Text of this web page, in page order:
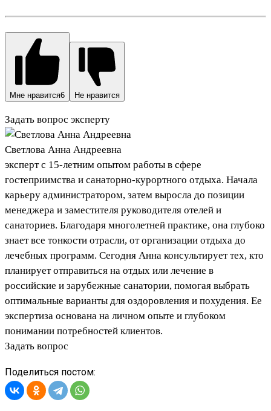
Мне нравится6 Не нравится
Задать вопрос эксперту
Светлова Анна Андреевна
эксперт с 15-летним опытом работы в сфере
гостеприимства и санаторно-курортного отдыха. Начала
карьеру администратором, затем выросла до позиции
менеджера и заместителя руководителя отелей и
санаториев. Благодаря многолетней практике, она глубоко
знает все тонкости отрасли, от организации отдыха до
лечебных программ. Сегодня Анна консультирует тех, кто
планирует отправиться на отдых или лечение в
российские и зарубежные санатории, помогая выбрать
оптимальные варианты для оздоровления и похудения. Ее
экспертиза основана на личном опыте и глубоком
понимании потребностей клиентов.
Задать вопрос
Поделиться постом: